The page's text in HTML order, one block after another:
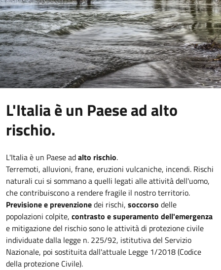
L'Italia è un Paese ad alto
rischio.
L'Italia è un Paese adalto rischio.
Terremoti, alluvioni, frane, eruzioni vulcaniche, incendi. Rischi
naturali cui si sommano a quelli legati alle attività dell'uomo,
che contribuiscono a rendere fragile il nostro territorio.
Previsione e prevenzionedei rischi, soccorso delle
popolazioni colpite, contrasto e superamento dell'emergenza
e mitigazione del rischio sono le attività di protezione civile
individuate dalla legge n. 225/92, istitutiva del Servizio
Nazionale, poi sostituita dall'attuale Legge 1/2018 (Codice
della protezione Civile).